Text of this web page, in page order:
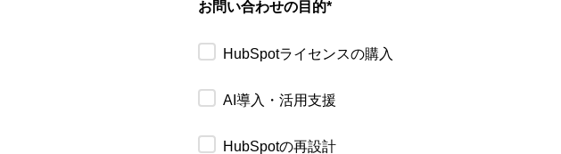
お問い合わせの目的*
HubSpotライセンスの購入
AI導入・活用支援
HubSpotの再設計